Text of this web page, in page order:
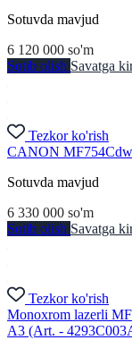
Sotuvda mavjud
6 120 000 so'm
Sotib olish Savatga
Tezkor ko'rish
CANON
Sotuvda mavjud
6 330 000 so'm
Sotib olish Savatga
Tezkor ko'rish
Monoxrom lazerli
A3 (Art. -